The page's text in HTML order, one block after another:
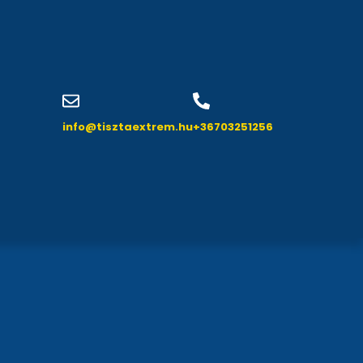
info@tisztaextrem.hu+36703251256